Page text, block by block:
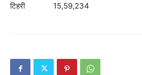
टिहरी 15,59,234